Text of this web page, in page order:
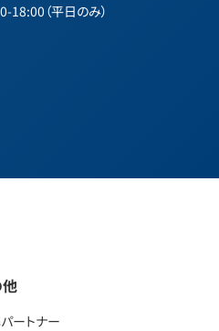
18:00（平日のみ）
ートナー